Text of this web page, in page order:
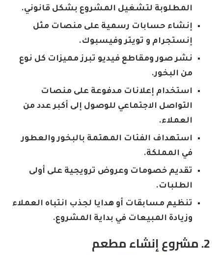
المطلوبة لتشغيل المشروع بشكل قانوني.
إنشاء حسابات رسمية على منصات مثل
إنستجرام و تويتر وفيسبوك.
نشر صور ومقاطع فيديو تبرز مميزات كل نوع
من البخور.
استخدام إعلانات مدفوعة على منصات
التواصل الاجتماعي للوصول إلى أكبر عدد من
العملاء.
استهداف الفئات المهتمة بالبخور والعطور
في المملكة.
تقديم خصومات وعروض ترويجية على أولى
الطلبات.
تنظيم مسابقات أو هدايا لجذب انتباه العملاء
وزيادة المبيعات في بداية المشروع.
2. مشروع إنشاء مطعم